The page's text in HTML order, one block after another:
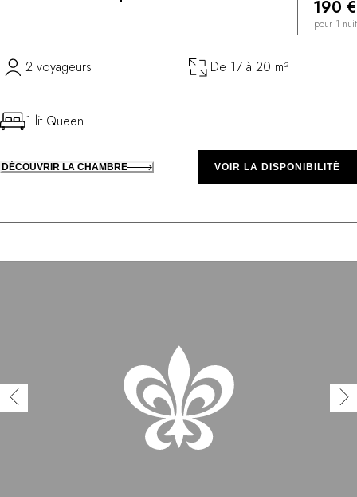
190 €
pour 1 nuit
2 voyageurs De 17 à 20 m²
1 lit Queen
DÉCOUVRIR LA CHAMBRE VOIR LA DISPONIBILITÉ